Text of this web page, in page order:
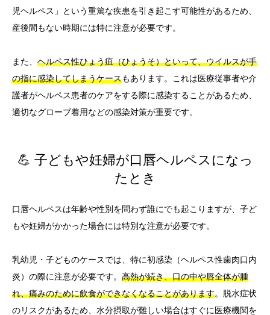
児ヘルペス」という重篤な疾患を引き起こす可能性があるため、
産後間もない時期には特に注意が必要です。
また、 ヘルペス性ひょう疽（ひょうそ）といって、ウイルスが手
の指に感染してしまうケースもあります。これは医療従事者や介
護者がヘルペス患者のケアをする際に感染することがあるため、
適切なグローブ着用などの感染対策が重要です。
💪 子どもや妊婦が口唇ヘルペスになっ
たとき
口唇ヘルペスは年齢や性別を問わず誰にでも起こりますが、子ど
もや妊婦がかかった場合には特別な注意が必要です。
乳幼児・子どものケースでは、特に初感染（ヘルペス性歯肉口内
炎）の際に注意が必要です。 高熱が続き、口の中や唇全体が腫
れ、痛みのために飲食ができなくなることがあります。脱水症状
のリスクがあるため、水分摂取が難しい場合はすぐに医療機関を